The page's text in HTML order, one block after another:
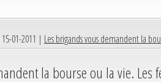
01-2011 | Les brigands vous demandent la
la bourse ou la vie. Les